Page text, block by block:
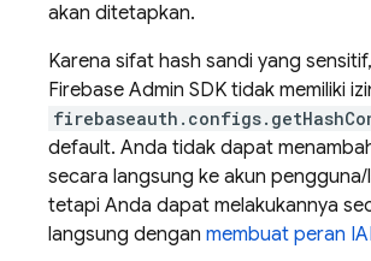
akan ditetapkan.
Karena sifat hash sandi yang
Firebase Admin SDK tidak memiliki
default. Anda tidak dapat
secara langsung ke akun pengguna/
tetapi Anda dapat melakukannya
langsung dengan membuat peran